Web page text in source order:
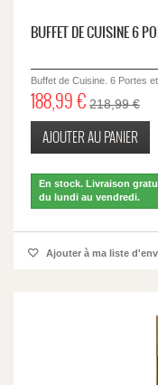
BUFFET DE CUISINE 6
Buffet de Cuisine. 6 Portes
188,99 € 218,99 €
AJOUTER AU PANIER
En stock. Livraison
du lundi au vendredi.
Ajouter à ma liste